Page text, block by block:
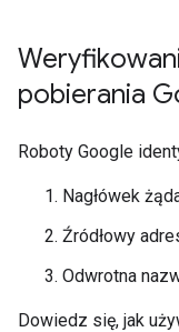
pobierania
Roboty Google
Nagłówek
Źródłowy
Odwrotna
Dowiedz się, jak